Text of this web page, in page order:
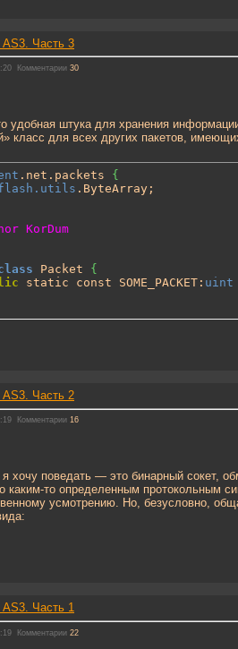
Часть 3
Комментарии 30
удобная штука для хранения
класс для всех других пакетов,
.net.packets {
.ByteArray;
Packet {
static const SOME_PACKET: uint
Часть 2
Комментарии 16
хочу поведать — это бинарный сокет,
каким-то определенным протокольным
усмотрению. Но, безусловно,
Часть 1
Комментарии 22